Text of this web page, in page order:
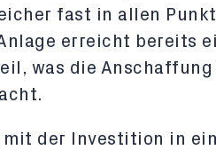
fast in allen
erreicht bereits
was die
mit der Investition in